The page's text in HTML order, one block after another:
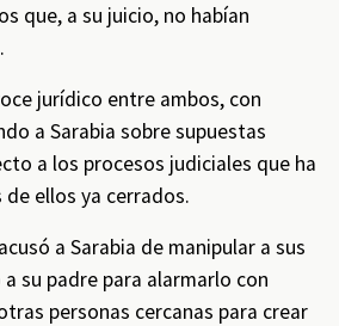
que, a su juicio, no habían
jurídico entre ambos, con
a Sarabia sobre supuestas
a los procesos judiciales que ha
ellos ya cerrados.
a Sarabia de manipular a sus
su padre para alarmarlo con
personas cercanas para crear